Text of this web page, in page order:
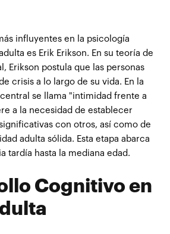
influyentes en la psicología
es Erik Erikson. En su teoría de
Erikson postula que las personas
crisis a lo largo de su vida. En la
se llama "intimidad frente a
a la necesidad de establecer
con otros, así como de
adulta sólida. Esta etapa abarca
tardía hasta la mediana edad.
Cognitivo en